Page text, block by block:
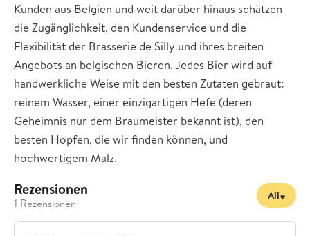
Kunden aus Belgien und weit darüber hinaus schätzen
die Zugänglichkeit, den Kundenservice und die
Flexibilität der Brasserie de Silly und ihres breiten
Angebots an belgischen Bieren. Jedes Bier wird auf
handwerkliche Weise mit den besten Zutaten gebraut:
reinem Wasser, einer einzigartigen Hefe (deren
Geheimnis nur dem Braumeister bekannt ist), den
besten Hopfen, die wir finden können, und
hochwertigem Malz.
Rezensionen
1 Rezensionen
Alle